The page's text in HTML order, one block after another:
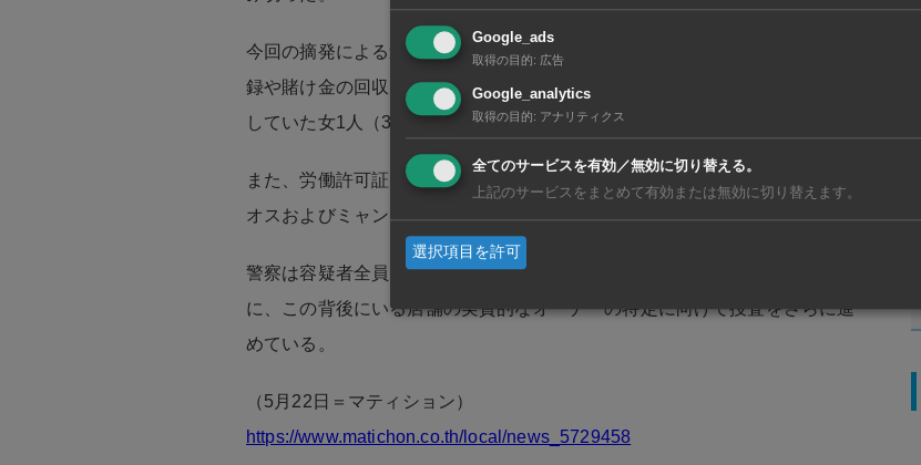
今回の摘発による逮捕者のうち運営側としては、ホワイトボードへの結果記
録や賭け金の回収を行っていた男2人（21歳・23歳）と、レジや店舗管理を
していた女1人（32歳）の計3人が逮捕された。
また、労働許可証を持たないか、あるいは許可条件に違反して働いていたラ
オスおよびミャンマー国籍の外国人労働者8人もあわせて身柄を拘束された。
警察は容疑者全員を管轄の警察署へ連行して法律に基づき起訴するととも
に、この背後にいる店舗の実質的なオーナーの特定に向けて捜査をさらに進
めている。
（5月22日＝マティション）
https://www.matichon.co.th/local/news_5729458
Google_ads
取得の目的: 広告
Google_analytics
取得の目的: アナリティクス
全てのサービスを有効／無効に切り替える。
上記のサービスをまとめて有効または無効に切り替えます。
選択項目を許可